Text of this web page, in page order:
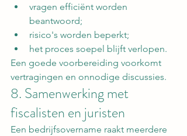
vragen efficiënt worden
beantwoord;
risico's worden beperkt;
het proces soepel blijft verlopen.
Een goede voorbereiding voorkomt
vertragingen en onnodige discussies.
8. Samenwerking met
fiscalisten en juristen
Een bedrijfsovername raakt meerdere